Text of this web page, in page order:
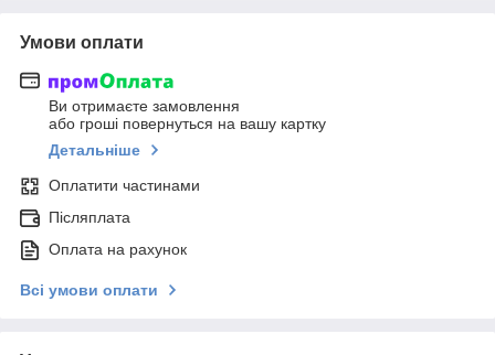
Умови оплати
Ви отримаєте замовлення
або гроші повернуться на вашу картку
Детальніше
Оплатити частинами
Післяплата
Оплата на рахунок
Всі умови оплати